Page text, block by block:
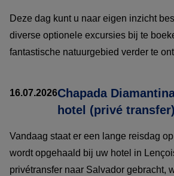
Deze dag kunt u naar eigen inzicht
diverse optionele excursies bij te
fantastische natuurgebied verder te
16.07.2026Chapada
hotel (privé transfer)
Vandaag staat er een lange reisdag
wordt opgehaald bij uw hotel in
privétransfer naar Salvador gebracht,